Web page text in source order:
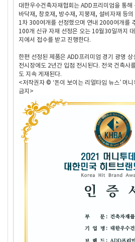
대한우수건축자재협회는 ADD프리미엄을 통
바닥재, 창호재, 방수재, 지붕재, 설비자재 등
1차 300여개를 선정했으며 연내 2000여개를
100개 신규 자재 선정은 오는 10월30일까지
지에서 접수를 받고 진행한다.
한편 선정된 제품은 ADD프리미엄 경기 광명
전시장에도 2년간 입점 전시된다. 전국 건축사
도 지속 게재된다.
<저작권자 © ‘돈이 보이는 리얼타임 뉴스’ 머
금지>